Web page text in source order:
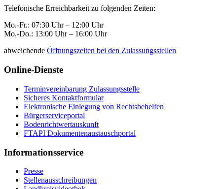
Telefonische Erreichbarkeit zu folgenden Zeiten:
Mo.-Fr.: 07:30 Uhr – 12:00 Uhr
Mo.-Do.: 13:00 Uhr – 16:00 Uhr
abweichende Öffnungszeiten bei den Zulassungsstellen
Online-Dienste
Terminvereinbarung Zulassungsstelle
Sicheres Kontaktformular
Elektronische Einlegung von Rechtsbehelfen
Bürgerserviceportal
Bodenrichtwertauskunft
FTAPI Dokumentenaustauschportal
Informationsservice
Presse
Stellenausschreibungen